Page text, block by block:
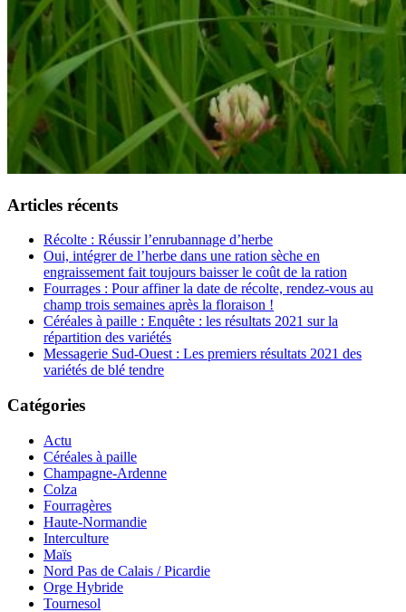
Articles récents
Récolte : Réussir l’enrubannage d’herbe
Oui, intégrer de l’herbe dans une ration sèche en
engraissement fait toujours baisser le coût de la ration
Fourrages : Pour affiner la date de récolte, rendez-vous au
champ trois semaines après la floraison !
Céréales à paille : Enquête : les résultats 2021 sur la
répartition des variétés
Messagerie Sud-Ouest : Les premiers résultats 2021 des
variétés de blé tendre
Catégories
Actu
Céréales à paille
Champagne-Ardenne
Colza
Fourragères
Haute-Normandie
Interculture
Maïs
Nord Pas de Calais / Picardie
Orge Hybride
Tournesol